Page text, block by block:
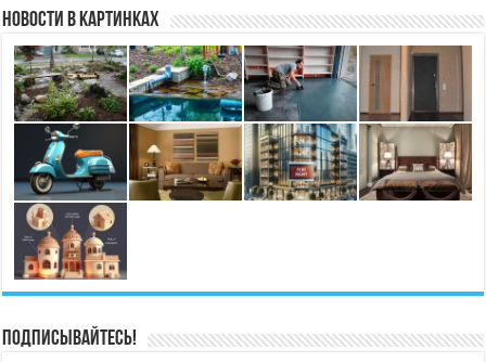
Новости в картинках
Подписывайтесь!